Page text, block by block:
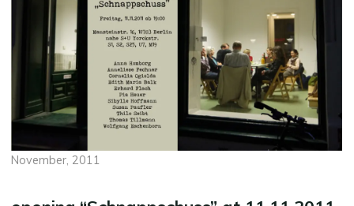
November, 2011